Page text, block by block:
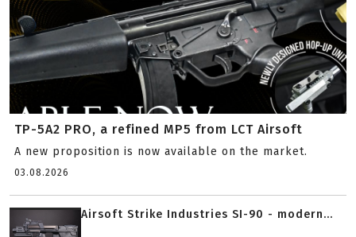
TP-5A2 PRO, a refined MP5 from LCT Airsoft
A new proposition is now available on the market.
03.08.2026
Airsoft Strike Industries SI-90 - modern...